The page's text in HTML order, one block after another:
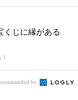
くじに縁がある
by